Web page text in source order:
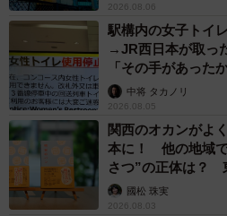
2026.08.06
駅構内の女子トイ
→JR西日本が取っ
「その手があった
中将 タカノリ
2026.08.05
関西のオカンがよ
本に！ 他の地域
さつ”の正体は？
がひも解く
國松 珠実
2026.08.03